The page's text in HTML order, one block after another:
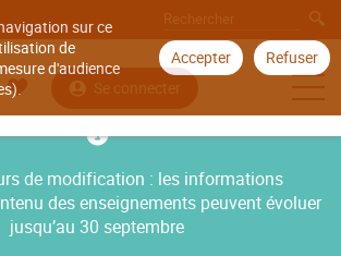
sur ce
de
d'audience
Accepter Refuser
Se connecter
de modification : les informations
des enseignements peuvent évoluer
jusqu’au 30 septembre